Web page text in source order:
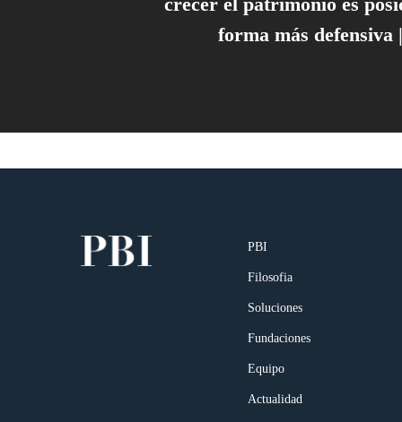
forma más defensiva
PBI
Filosofia
Soluciones
Fundaciones
Equipo
Actualidad